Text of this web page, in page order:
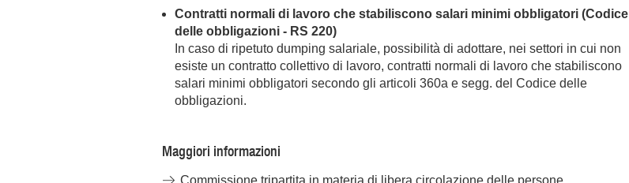
Contratti normali di lavoro che stabiliscono salari minimi obbligatori (Codice
delle obbligazioni - RS 220)
In caso di ripetuto dumping salariale, possibilità di adottare, nei settori in cui non
esiste un contratto collettivo di lavoro, contratti normali di lavoro che stabiliscono
salari minimi obbligatori secondo gli articoli 360a e segg. del Codice delle
obbligazioni.
Maggiori informazioni
Commissione tripartita in materia di libera circolazione delle persone